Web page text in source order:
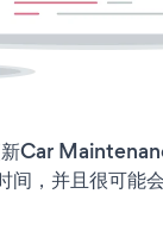
新Car
间，并且很可能